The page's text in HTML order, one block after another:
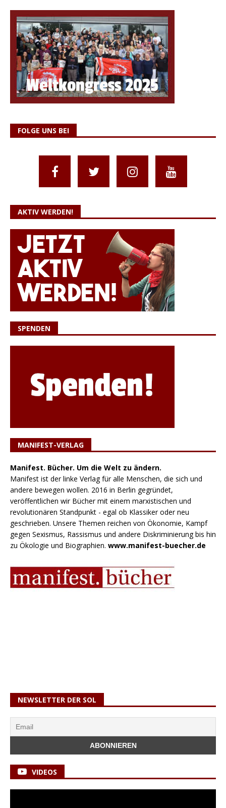
FOLGE UNS BEI
AKTIV WERDEN!
SPENDEN
MANIFEST-VERLAG
Manifest. Bücher. Um die Welt zu ändern.
Manifest ist der linke Verlag für alle Menschen, die sich und
andere bewegen wollen. 2016 in Berlin gegründet,
veröffentlichen wir Bücher mit einem marxistischen und
revolutionären Standpunkt - egal ob Klassiker oder neu
geschrieben. Unsere Themen reichen von Ökonomie, Kampf
gegen Sexismus, Rassismus und andere Diskriminierung bis hin
zu Ökologie und Biographien. www.manifest-buecher.de
NEWSLETTER DER SOL
VIDEOS